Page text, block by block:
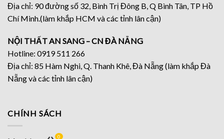
Địa chỉ: 90 đường số 32, Bình Trị Đông B, Q Bình Tân, TP Hồ
Chí Minh.(làm khắp HCM và các tỉnh lân cận)
NỘI THẤT AN SANG – CN ĐÀ NẴNG
Hotline: 0919 511 266
Địa chỉ: 85 Hàm Nghi, Q. Thanh Khê, Đà Nẵng (làm khắp Đà
Nẵng và các tỉnh lân cận)
CHÍNH SÁCH
0